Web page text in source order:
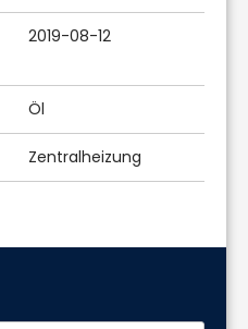
2019-08-12
Öl
Zentralheizung